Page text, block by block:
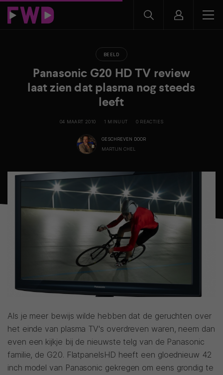
BEELD
Panasonic G20 HD TV review
laat zien dat plasma nog steeds
leeft
04 MAART 2010 1 MINUUT 0 REACTIES
GESCHREVEN DOOR
MARTIJN CHEL
Als je meer bewijs wilde hebben dat de geruchten over
het einde van plasma TV's overdreven waren, neem dan
even een kijkje bij de nieuwste telg van de Panasonic
familie, de G20. FlatpanelsHD heeft een gloednieuw 42
inch model van Panasonic gekregen om eens grondig te